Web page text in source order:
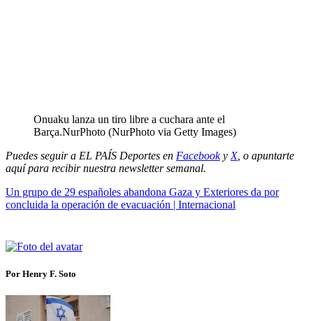
Onuaku lanza un tiro libre a cuchara ante el
Barça.NurPhoto (NurPhoto via Getty Images)
Puedes seguir a EL PAÍS Deportes en Facebooky X, o apuntarte
aquí para recibirnuestra newsletter semanal.
Un grupo de 29 españoles abandona Gaza y Exteriores da por
concluida la operación de evacuación | Internacional
Por Henry F. Soto